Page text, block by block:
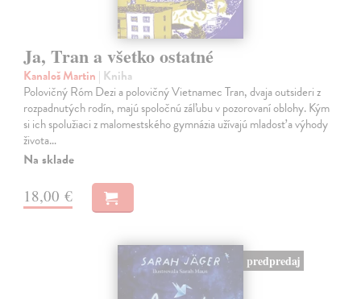
Ja, Tran a všetko ostatné
Kanaloš Martin | Kniha
Polovičný Róm Dezi a polovičný Vietnamec Tran, dvaja outsideri z
rozpadnutých rodín, majú spoločnú záľubu v pozorovaní oblohy. Kým
si ich spolužiaci z malomestského gymnázia užívajú mladosť a výhody
života…
Na sklade
18,00 €
predpredaj